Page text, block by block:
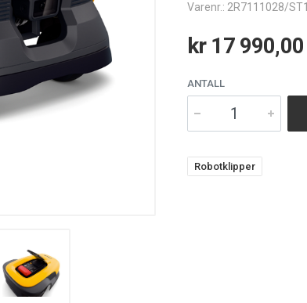
Varenr.: 2R7111028/ST1
kr 17 990,00
ANTALL
Robotklipper